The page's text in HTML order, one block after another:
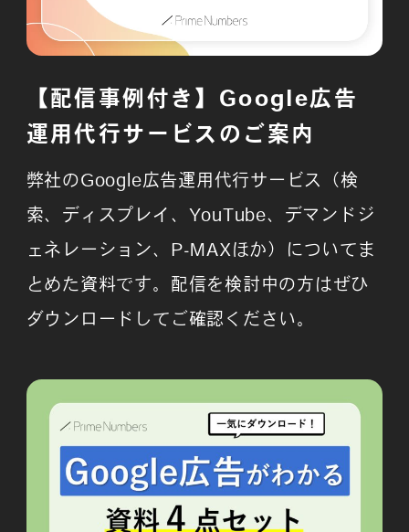
【配信事例付き】Google広告
運用代行サービスのご案内
弊社のGoogle広告運用代行サービス（検
索、ディスプレイ、YouTube、デマンドジ
ェネレーション、P-MAXほか）についてま
とめた資料です。配信を検討中の方はぜひ
ダウンロードしてご確認ください。